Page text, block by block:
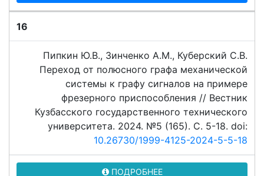
16
Пипкин Ю.В., Зинченко А.М., Куберский С.В.
Переход от полюсного графа механической
системы к графу сигналов на примере
фрезерного приспособления // Вестник
Кузбасского государственного технического
университета. 2024. №5 (165). C. 5-18. doi:
10.26730/1999-4125-2024-5-5-18
ПОДРОБНЕЕ